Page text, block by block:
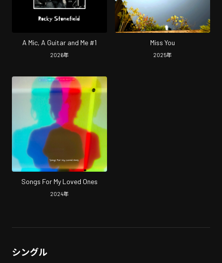
A Mic, A Guitar and Me #1
2026年
Miss You
2025年
Songs For My Loved Ones
2024年
シングル